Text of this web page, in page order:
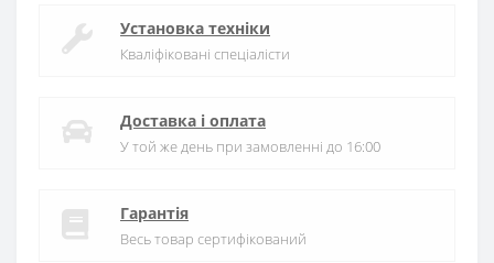
Установка техніки
Кваліфіковані спеціалісти
Доставка і оплата
У той же день при замовленні до 16:00
Гарантія
Весь товар сертифікований